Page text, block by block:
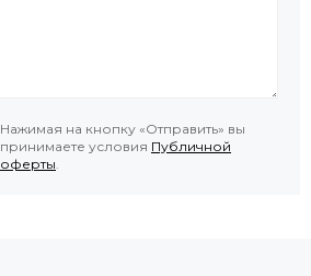
Нажимая на кнопку «Отправить» вы
принимаете условия Публичной
оферты